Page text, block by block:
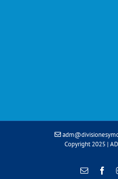
Copyright 2025 |
Correo